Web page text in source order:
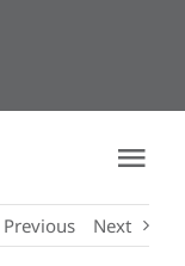
Previous Next